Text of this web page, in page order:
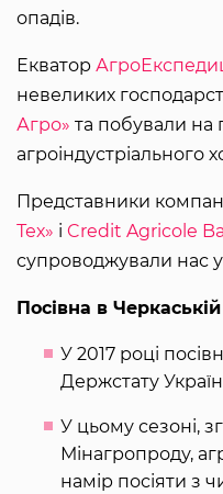
опадів.
Екватор
невеликих
Агро» та побували на
агроіндустріального
Представники
Тех» і Credit Agricole
супроводжували нас у
Посівна в
У 2017 році
Держстату
У цьому сезоні,
Мінагропроду,
намір посіяти з